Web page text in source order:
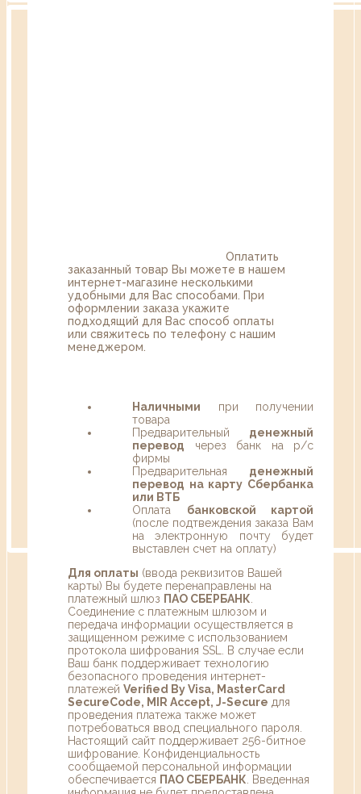
Оплатить
заказанный товар Вы можете в нашем
интернет-магазине несколькими
удобными для Вас способами. При
оформлении заказа укажите
подходящий для Вас способ оплаты
или свяжитесь по телефону с нашим
менеджером.
Наличными при получении
товара
Предварительный денежный
перевод через банк на р/с
фирмы
Предварительная денежный
перевод на карту Сбербанка
или ВТБ
Оплата банковской картой
(после подтвеждения заказа Вам
на электронную почту будет
выставлен счет на оплату)
Для оплаты (ввода реквизитов Вашей
карты) Вы будете перенаправлены на
платежный шлюз ПАО СБЕРБАНК
Соединение с платежным шлюзом и
передача информации осуществляется в
защищенном режиме с использованием
протокола шифрования SSL. В случае если
Ваш банк поддерживает технологию
безопасного проведения интернет-
платежей Verified By Visa, MasterCard
SecureCode, MIR Accept, J-Secure для
проведения платежа также может
потребоваться ввод специального пароля.
Настоящий сайт поддерживает 256-битное
шифрование. Конфиденциальность
сообщаемой персональной информации
обеспечивается ПАО СБЕРБАНК . Введенная